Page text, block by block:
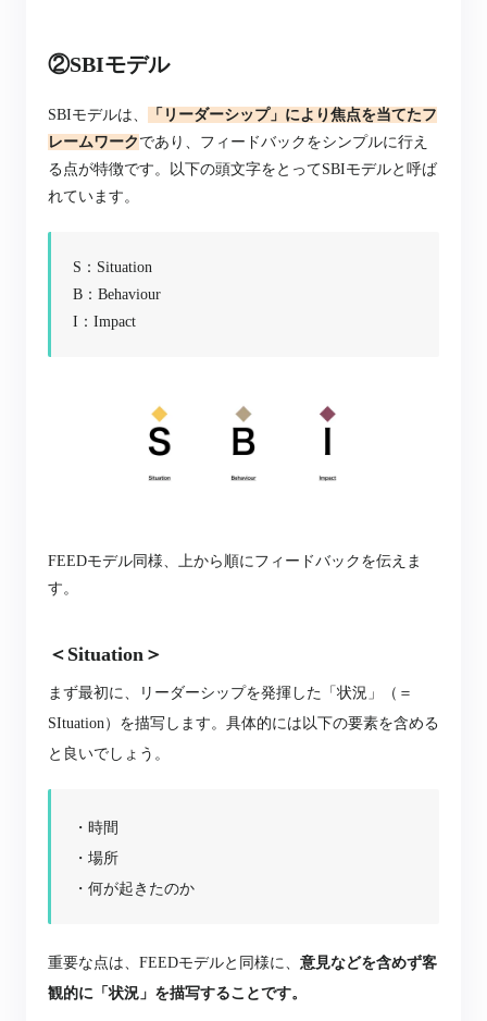
②SBIモデル
SBIモデルは、 「 リーダーシップ」により焦点を当てたフ
レームワーク であり、フィードバックをシンプルに行え
る点が特徴です。以下の頭文字をとってSBIモデルと呼ば
れています。
S：Situation
B：Behaviour
I：Impact
FEEDモデル同様、上から順にフィードバックを伝えま
す。
＜Situation＞
まず最初に、リーダーシップを発揮した「状況」（＝
SItuation）を描写します。 具体的には以下の要素を含める
と良いでしょう。
・時間
・場所
・何が起きたのか
重要な点は、FEEDモデルと同様に、 意見などを含めず客
観的に「状況」を描写することです。